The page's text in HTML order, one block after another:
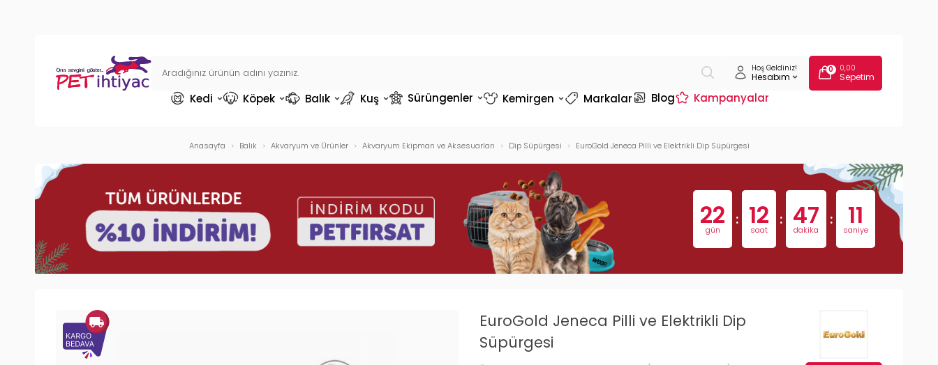
Hoş Geldiniz!
Hesabım
0 0,00
Sepetim
Kedi Köpek Balık Kuş Sürüngenler Kemirgen Markalar Blog Kampanyalar
Anasayfa Balık Akvaryum ve Ürünler Akvaryum Ekipman ve Aksesuarları Dip Süpürgesi EuroGold Jeneca Pilli ve Elektrikli Dip Süpürgesi
22
gün
: 12
saat
: 47
dakika
: 10
saniye
EuroGold Jeneca Pilli ve Elektrikli Dip
Süpürgesi